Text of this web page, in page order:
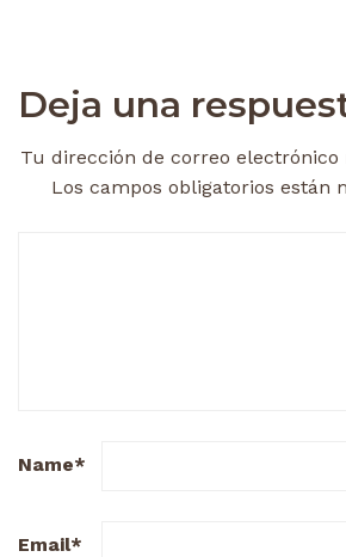
Deja una
Tu dirección de correo electrónico
Los campos obligatorios están
Name*
Email*